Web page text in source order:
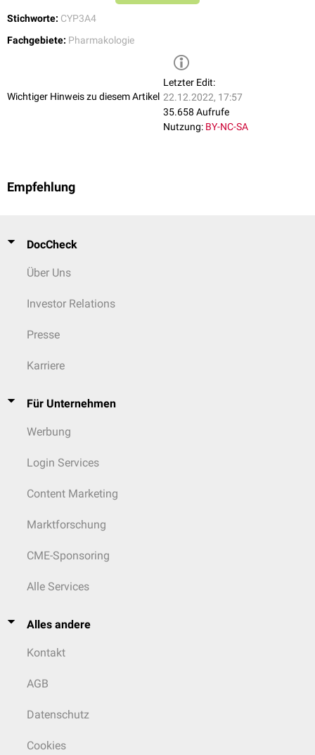
Amprenavir,Fosamprenavir
Grapefruitsaft
Stichworte: CYP3A4
Fachgebiete: Pharmakologie
Wichtiger Hinweis zu diesem Artikel
Letzter Edit:
22.12.2022, 17:57
35.658 Aufrufe
Nutzung: BY-NC-SA
Empfehlung
DocCheck
Über Uns
Investor Relations
Presse
Karriere
Für Unternehmen
Werbung
Login Services
Content Marketing
Marktforschung
CME-Sponsoring
Alle Services
Alles andere
Kontakt
AGB
Datenschutz
Cookies